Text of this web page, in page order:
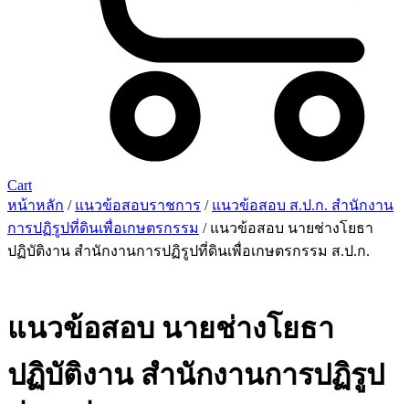
Cart
หน้าหลัก / แนวข้อสอบราชการ / แนวข้อสอบ ส.ป.ก. สำนักงาน
การปฏิรูปที่ดินเพื่อเกษตรกรรม / แนวข้อสอบ นายช่างโยธา
ปฏิบัติงาน สำนักงานการปฏิรูปที่ดินเพื่อเกษตรกรรม ส.ป.ก.
แนวข้อสอบ นายช่างโยธา
ปฏิบัติงาน สำนักงานการปฏิรูป